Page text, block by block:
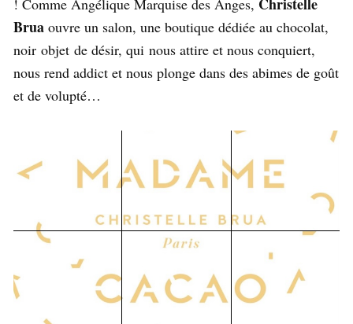
! Comme Angélique Marquise des Anges, Christelle
Brua ouvre un salon, une boutique dédiée au chocolat,
noir objet de désir, qui nous attire et nous conquiert,
nous rend addict et nous plonge dans des abimes de goût
et de volupté…